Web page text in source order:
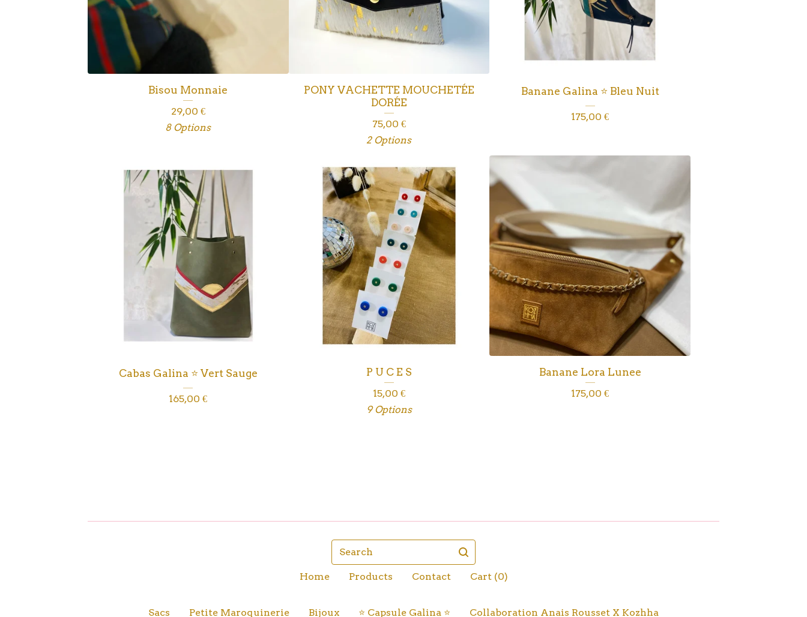
Bisou Monnaie
29,00 €
8 Options
PONY VACHETTE MOUCHETÉE
DORÉE
75,00 €
2 Options
Banane Galina ⭐️ Bleu Nuit
175,00€
Cabas Galina ⭐️ Vert Sauge
165,00€
P U C E S
15,00 €
9 Options
Banane Lora Lunee
175,00€
Search
Home Products Contact Cart (0)
Sacs Petite Maroquinerie Bijoux ⭐️ Capsule Galina ⭐️ Collaboration Anais Rousset X Kozhha